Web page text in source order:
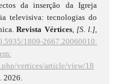
da inserção da Igreja
televisiva: tecnologias do
Revista Vértices, [S. l.]
1809-2667.20060010.
vertices/article/view/18
2026.